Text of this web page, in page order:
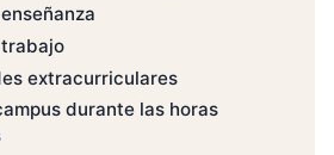
extracurriculares
durante las horas